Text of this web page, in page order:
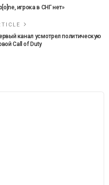
игрока в СНГ нет»
канал усмотрел политическую
Call of Duty